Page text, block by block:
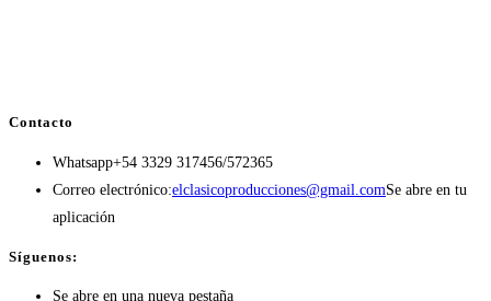
Contacto
Whatsapp+54 3329 317456/572365
Correo electrónico:elclasicoproducciones@gmail.comSe abre en tu
aplicación
Síguenos:
Se abre en una nueva pestaña